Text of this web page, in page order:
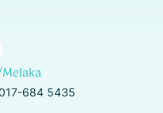
684 5435